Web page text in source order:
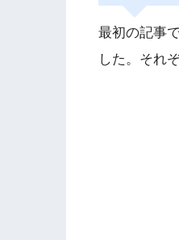
最初の記事
した。それ